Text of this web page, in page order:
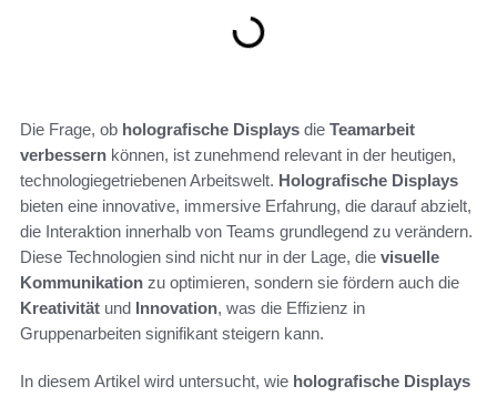
Die Frage, ob holografische Displays die Teamarbeit
verbessern können, ist zunehmend relevant in der heutigen,
technologiegetriebenen Arbeitswelt. Holografische Displays
bieten eine innovative, immersive Erfahrung, die darauf abzielt,
die Interaktion innerhalb von Teams grundlegend zu verändern.
Diese Technologien sind nicht nur in der Lage, die visuelle
Kommunikation zu optimieren, sondern sie fördern auch die
Kreativität und Innovation, was die Effizienz in
Gruppenarbeiten signifikant steigern kann.
In diesem Artikel wird untersucht, wie holografische Displays